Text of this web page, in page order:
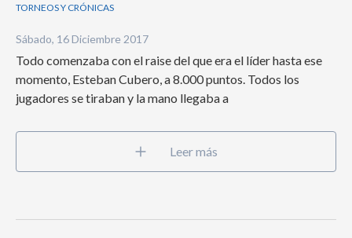
TORNEOS Y CRÓNICAS
Sábado, 16 Diciembre 2017
Todo comenzaba con el raise del que era el líder hasta ese
momento, Esteban Cubero, a 8.000 puntos. Todos los
jugadores se tiraban y la mano llegaba a
Leer más